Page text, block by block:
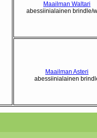
Maailman Waltari
abessiinialainen brindle/
Maailman Asteri
abessiinialainen